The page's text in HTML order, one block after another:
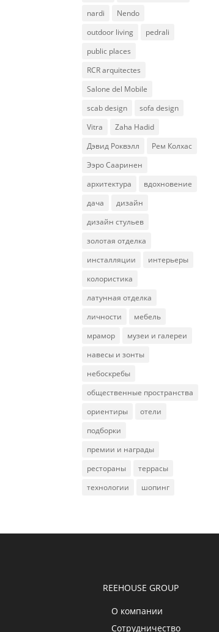
nardi
Nendo
outdoor living
pedrali
public places
RCR arquitectes
Salone del Mobile
scab design
sofa design
Vitra
Zaha Hadid
Дэвид Роквэлл
Рем Колхас
Ээро Сааринен
архитектура
вдохновение
дача
дизайн
дизайн стульев
золотая отделка
инсталляции
интерьеры
колористика
латунная отделка
личности
мебель
мрамор
музеи и галереи
навесы и зонты
небоскребы
общественные пространства
ориентиры
отели
подборки
премии и награды
рестораны
террасы
технологии
шопинг
REEHOUSE GROUP
О компании
Сотрудничество